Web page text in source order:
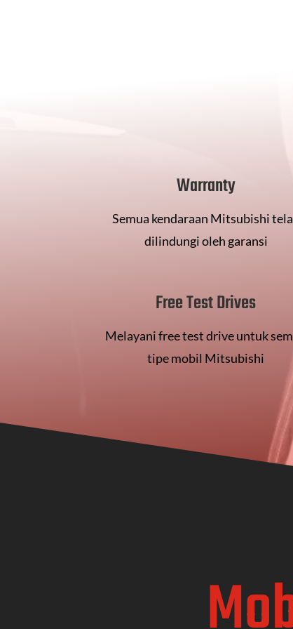
Warranty
Semua kendaraan Mitsubishi
dilindungi oleh garansi
Free Test Drives
Melayani free test drive untuk
tipe mobil Mitsubishi